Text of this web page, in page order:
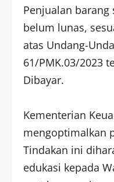
Penjualan
belum lunas,
atas Undang-
61/PMK.03/2023
Dibayar.
Kementerian
mengoptimalkan
Tindakan ini
edukasi kepada